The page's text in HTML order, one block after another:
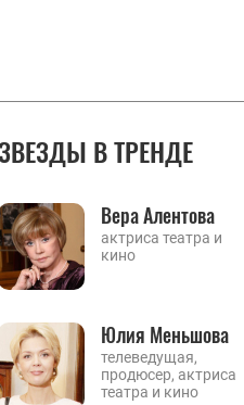
В ТРЕНДЕ
Вера Алентова
актриса театра и
кино
Юлия Меньшова
телеведущая,
продюсер, актриса
театра и кино